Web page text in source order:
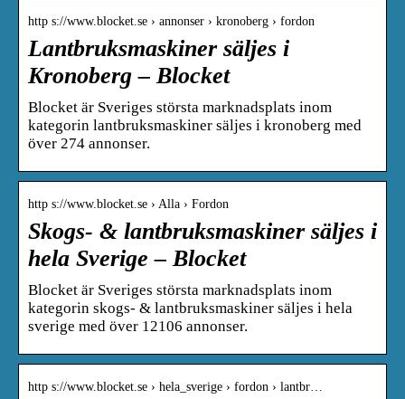
http s://www.blocket.se › annonser › kronoberg › fordon
Lantbruksmaskiner säljes i
Kronoberg – Blocket
Blocket är Sveriges största marknadsplats inom
kategorin lantbruksmaskiner säljes i kronoberg med
över 274 annonser.
http s://www.blocket.se › Alla › Fordon
Skogs- & lantbruksmaskiner säljes i
hela Sverige – Blocket
Blocket är Sveriges största marknadsplats inom
kategorin skogs- & lantbruksmaskiner säljes i hela
sverige med över 12106 annonser.
http s://www.blocket.se › hela_sverige › fordon › lantbr…